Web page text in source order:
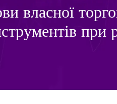
власної